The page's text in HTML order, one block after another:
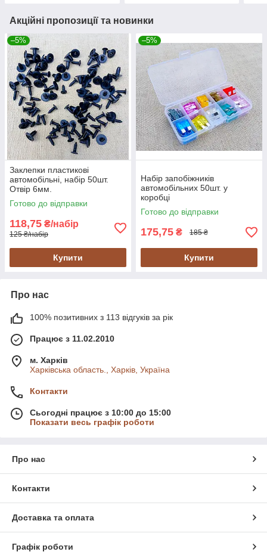
Акційні пропозиції та новинки
–5%
Заклепки пластикові
автомобільні, набір 50шт.
Отвір 6мм.
Готово до відправки
118,75 ₴/набір
125 ₴/набір
Купити
–5%
Набір запобіжників
автомобільних 50шт. у
коробці
Готово до відправки
175,75 ₴ 185 ₴
Купити
Про нас
100% позитивних з 113 відгуків за рік
Працює з 11.02.2010
м. Харків
Харківська область., Харків, Україна
Контакти
Сьогодні працює з 10:00 до 15:00
Показати весь графік роботи
Про нас
Контакти
Доставка та оплата
Графік роботи